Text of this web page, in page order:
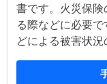
書です。火災保
る際などに必要
どによる被害状